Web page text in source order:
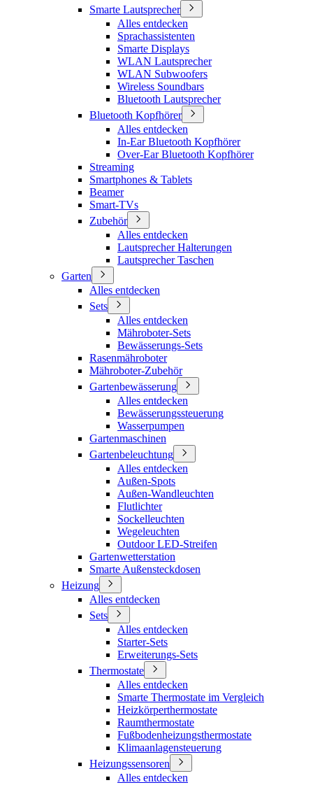
Smarte Lautsprecher
Alles entdecken
Sprachassistenten
Smarte Displays
WLAN Lautsprecher
WLAN Subwoofers
Wireless Soundbars
Bluetooth Lautsprecher
Bluetooth Kopfhörer
Alles entdecken
In-Ear Bluetooth Kopfhörer
Over-Ear Bluetooth Kopfhörer
Streaming
Smartphones & Tablets
Beamer
Smart-TVs
Zubehör
Alles entdecken
Lautsprecher Halterungen
Lautsprecher Taschen
Garten
Alles entdecken
Sets
Alles entdecken
Mähroboter-Sets
Bewässerungs-Sets
Rasenmähroboter
Mähroboter-Zubehör
Gartenbewässerung
Alles entdecken
Bewässerungssteuerung
Wasserpumpen
Gartenmaschinen
Gartenbeleuchtung
Alles entdecken
Außen-Spots
Außen-Wandleuchten
Flutlichter
Sockelleuchten
Wegeleuchten
Outdoor LED-Streifen
Gartenwetterstation
Smarte Außensteckdosen
Heizung
Alles entdecken
Sets
Alles entdecken
Starter-Sets
Erweiterungs-Sets
Thermostate
Alles entdecken
Smarte Thermostate im Vergleich
Heizkörperthermostate
Raumthermostate
Fußbodenheizungsthermostate
Klimaanlagensteuerung
Heizungssensoren
Alles entdecken